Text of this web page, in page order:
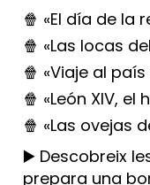
🍿 «El día de la
🍿 «Las locas
🍿 «Viaje al
🍿 «León XIV,
🍿 «Las ovejas
▶️ Descobreix
prepara una